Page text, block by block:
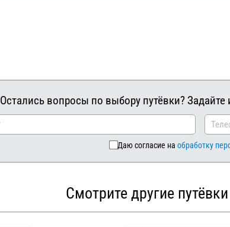
Остались вопросы по выбору путёвки?
Даю согласие на обработку
Смотрите другие